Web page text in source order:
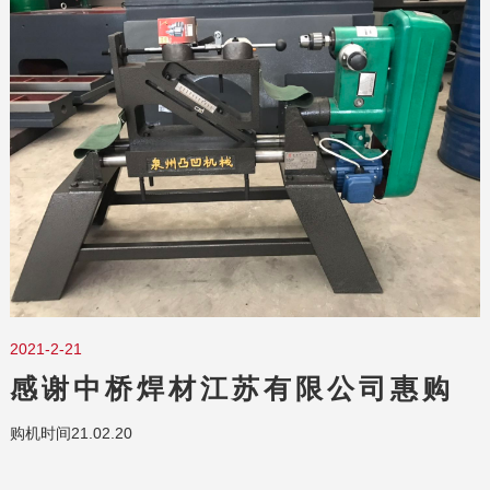
2021-2-21
感谢中桥焊材江苏有限公司惠购
0.6米圆钢中心孔钻床
购机时间21.02.20